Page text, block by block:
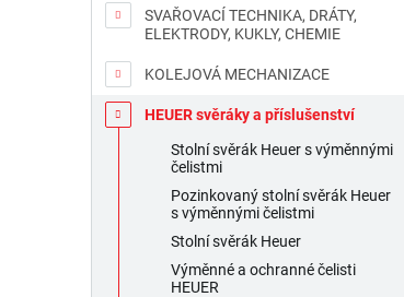
SVAŘOVACÍ TECHNIKA, DRÁTY,
ELEKTRODY, KUKLY, CHEMIE
KOLEJOVÁ MECHANIZACE
HEUER svěráky a příslušenství
Stolní svěrák Heuer s výměnnými
čelistmi
Pozinkovaný stolní svěrák Heuer
s výměnnými čelistmi
Stolní svěrák Heuer
Výměnné a ochranné čelisti
HEUER